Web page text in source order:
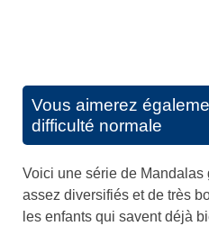
Vous aimerez
difficulté normale
Voici une série de Mandalas
assez diversifiés et de très
les enfants qui savent déjà